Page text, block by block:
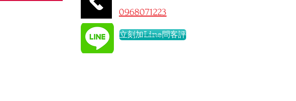
0968071223
立刻加Line問客評